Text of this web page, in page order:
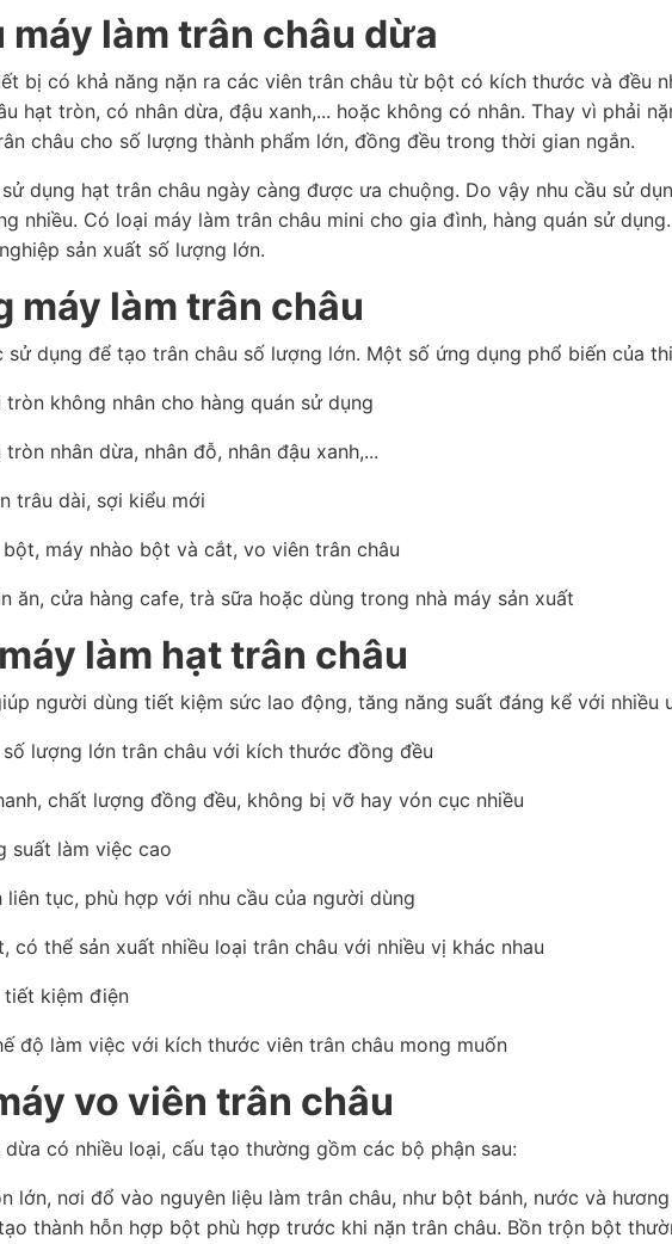
máy làm trân châu dừa
bị có khả năng nặn ra các viên trân châu từ bột có kích thước và đều
hạt tròn, có nhân dừa, đậu xanh,... hoặc không có nhân. Thay vì phải
châu cho số lượng thành phẩm lớn, đồng đều trong thời gian ngắn.
dụng hạt trân châu ngày càng được ưa chuộng. Do vậy nhu cầu sử
nhiều. Có loại máy làm trân châu mini cho gia đình, hàng quán sử
sản xuất số lượng lớn.
máy làm trân châu
sử dụng để tạo trân châu số lượng lớn. Một số ứng dụng phổ biến của
tròn không nhân cho hàng quán sử dụng
nhân dừa, nhân đỗ, nhân đậu xanh,...
trâu dài, sợi kiểu mới
máy nhào bột và cắt, vo viên trân châu
ăn, cửa hàng cafe, trà sữa hoặc dùng trong nhà máy sản xuất
làm hạt trân châu
người dùng tiết kiệm sức lao động, tăng năng suất đáng kể với nhiều
số lượng lớn trân châu với kích thước đồng đều
chất lượng đồng đều, không bị vỡ hay vón cục nhiều
suất làm việc cao
liên tục, phù hợp với nhu cầu của người dùng
có thể sản xuất nhiều loại trân châu với nhiều vị khác nhau
tiết kiệm điện
độ làm việc với kích thước viên trân châu mong muốn
vo viên trân châu
dừa có nhiều loại, cấu tạo thường gồm các bộ phận sau:
lớn, nơi đổ vào nguyên liệu làm trân châu, như bột bánh, nước và
thành hỗn hợp bột phù hợp trước khi nặn trân châu. Bồn trộn bột